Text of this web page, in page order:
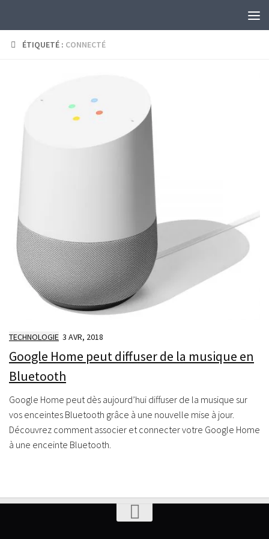
ÉTIQUETÉ : CONNECTÉ
TECHNOLOGIE 3 AVR, 2018
Google Home peut diffuser de la musique en
Bluetooth
Google Home peut dès aujourd’hui diffuser de la musique sur
vos enceintes Bluetooth grâce à une nouvelle mise à jour.
Découvrez comment associer et connecter votre Google Home
à une enceinte Bluetooth.